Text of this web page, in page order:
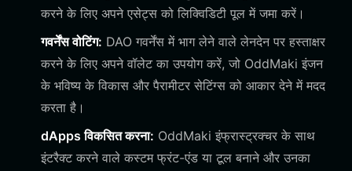
करने के लिए अपने एसेट्स को लिक्विडिटी पूल में जमा करें।
गवर्नेंस वोटिंग: DAO गवर्नेंस में भाग लेने वाले लेनदेन पर हस्ताक्षर
करने के लिए अपने वॉलेट का उपयोग करें, जो OddMaki इंजन
के भविष्य के विकास और पैरामीटर सेटिंग्स को आकार देने में मदद
करता है।
dApps विकसित करना: OddMaki इंफ्रास्ट्रक्चर के साथ
इंटरैक्ट करने वाले कस्टम फ्रंट-एंड या टूल बनाने और उनका